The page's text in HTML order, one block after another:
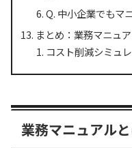
Q. 中小企業でもマ
まとめ：業務マニュ
コスト削減シミュ
業務マニュアル